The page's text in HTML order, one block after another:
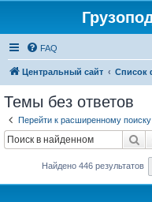
FAQ
Центральный сайт Список
Темы без ответов
Перейти к расширенному поиску
Найдено 446 результатов